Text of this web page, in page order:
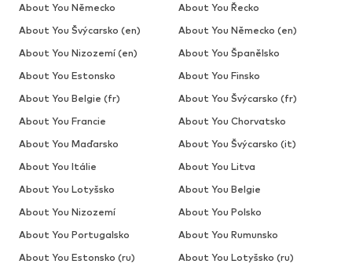
About You Německo
About You Řecko
About You Švýcarsko (en)
About You Německo (en)
About You Nizozemí (en)
About You Španělsko
About You Estonsko
About You Finsko
About You Belgie (fr)
About You Švýcarsko (fr)
About You Francie
About You Chorvatsko
About You Maďarsko
About You Švýcarsko (it)
About You Itálie
About You Litva
About You Lotyšsko
About You Belgie
About You Nizozemí
About You Polsko
About You Portugalsko
About You Rumunsko
About You Estonsko (ru)
About You Lotyšsko (ru)